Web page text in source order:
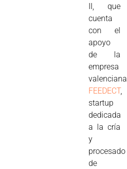
II, que
cuenta
con el
apoyo
de la
empresa
valenciana
FEEDECT,
startup
dedicada
a la cría
y
procesado
de